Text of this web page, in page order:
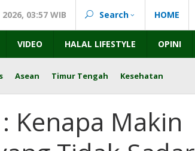
03:57 WIB Search HOME
VIDEO HALAL LIFESTYLE OPINI
Asean Timur Tengah Kesehatan
Kenapa Makin